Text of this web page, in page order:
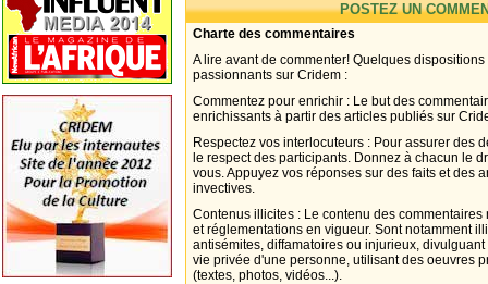
POSTEZ UN
Charte des commentaires
A lire avant de commenter! Quelques
passionnants sur Cridem :
Commentez pour enrichir : Le but des
enrichissants à partir des articles publiés sur
Respectez vos interlocuteurs : Pour assurer des
le respect des participants. Donnez à chacun le
vous. Appuyez vos réponses sur des faits et des
invectives.
Contenus illicites : Le contenu des
et réglementations en vigueur. Sont notamment
antisémites, diffamatoires ou injurieux,
vie privée d'une personne, utilisant des oeuvres
(textes, photos, vidéos...).